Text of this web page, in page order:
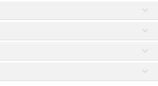
Bilgileri
için elde yıkama tavsiye edilir.
satışlar için belirlenmiştir. Toplu alımlar
ve uygun bulunmayan siparişler